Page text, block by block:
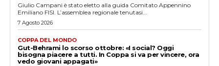
Giulio Campani è stato eletto alla guida Comitato Appennino
Emiliano FISI. L’assemblea regionale tenutasi...
7 Agosto 2026
COPPA DEL MONDO
Gut-Behrami lo scorso ottobre: «I social? Oggi
bisogna piacere a tutti. In Coppa si va per vincere, ora
vedo giovani appagati»